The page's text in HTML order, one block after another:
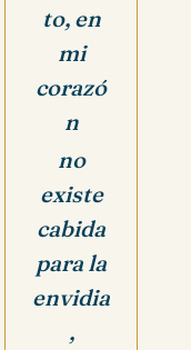
to, en
mi
corazó
n
no
existe
cabida
para la
envidia
,